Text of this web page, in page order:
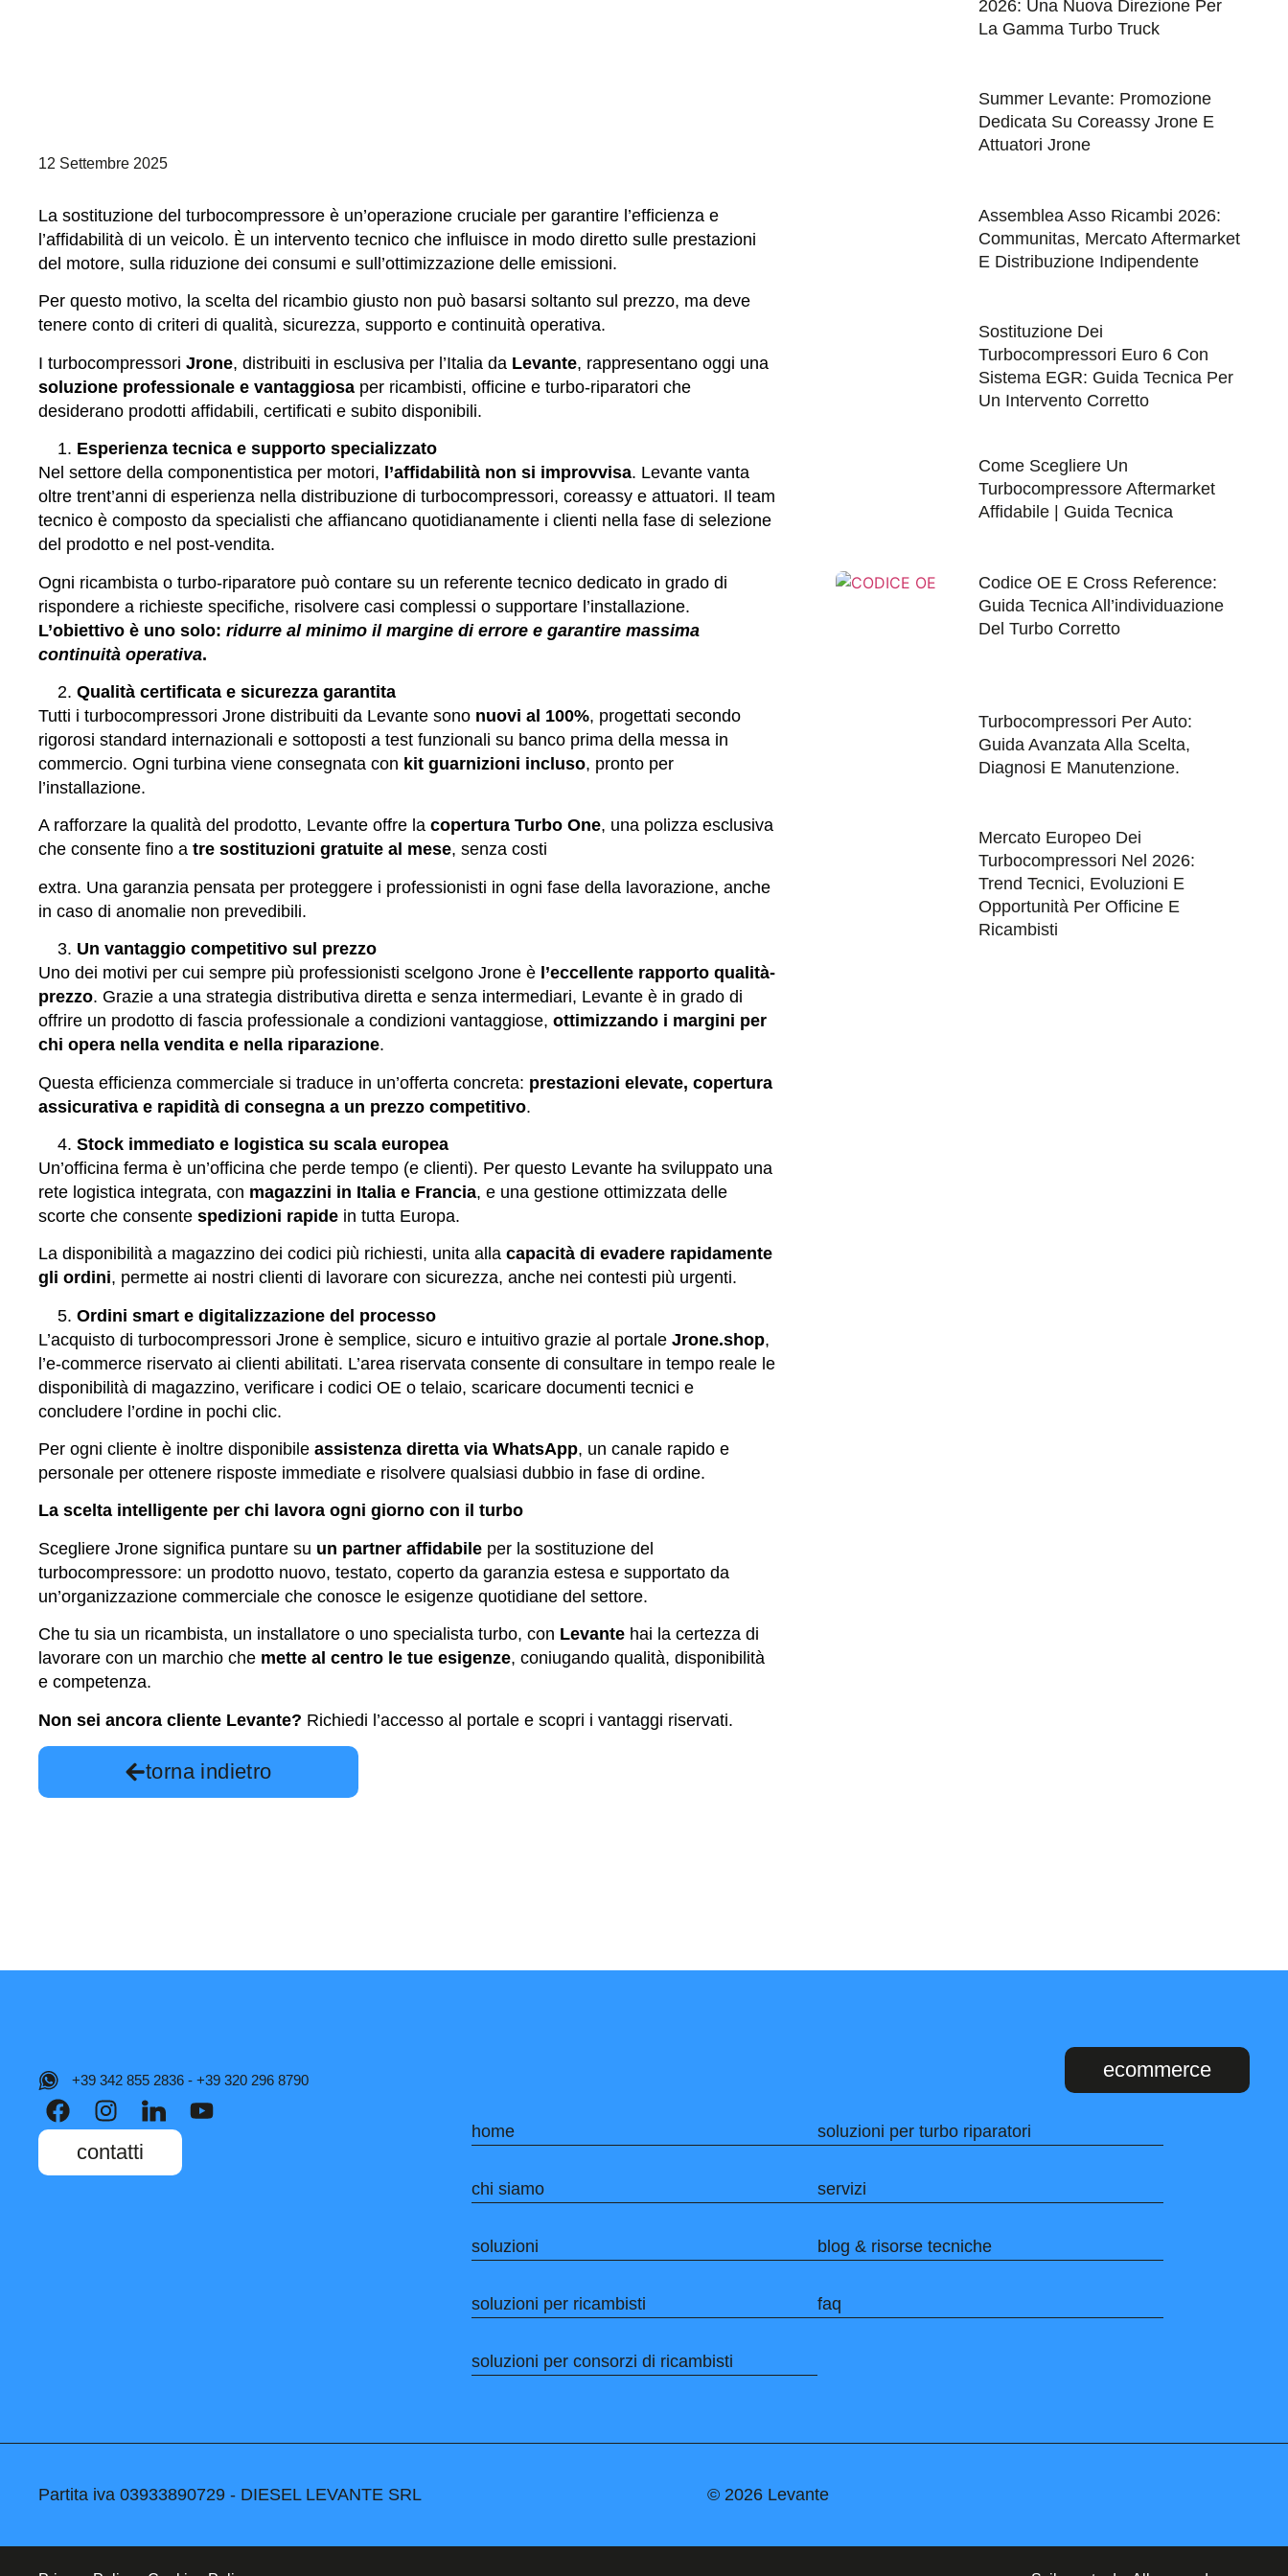
12 Settembre 2025
La sostituzione del turbocompressore è un’operazione cruciale per garantire l’efficienza e
l’affidabilità di un veicolo. È un intervento tecnico che influisce in modo diretto sulle prestazioni
del motore, sulla riduzione dei consumi e sull’ottimizzazione delle emissioni.
Per questo motivo, la scelta del ricambio giusto non può basarsi soltanto sul prezzo, ma deve
tenere conto di criteri di qualità, sicurezza, supporto e continuità operativa.
I turbocompressori Jrone, distribuiti in esclusiva per l’Italia da Levante, rappresentano oggi una
soluzione professionale e vantaggiosa per ricambisti, officine e turbo-riparatori che
desiderano prodotti affidabili, certificati e subito disponibili.
Esperienza tecnica e supporto specializzato
Nel settore della componentistica per motori, l’affidabilità non si improvvisa. Levante vanta
oltre trent’anni di esperienza nella distribuzione di turbocompressori, coreassy e attuatori. Il team
tecnico è composto da specialisti che affiancano quotidianamente i clienti nella fase di selezione
del prodotto e nel post-vendita.
Ogni ricambista o turbo-riparatore può contare su un referente tecnico dedicato in grado di
rispondere a richieste specifiche, risolvere casi complessi o supportare l’installazione.
L’obiettivo è uno solo: ridurre al minimo il margine di errore e garantire massima
continuità operativa.
Qualità certificata e sicurezza garantita
Tutti i turbocompressori Jrone distribuiti da Levante sono nuovi al 100%, progettati secondo
rigorosi standard internazionali e sottoposti a test funzionali su banco prima della messa in
commercio. Ogni turbina viene consegnata con kit guarnizioni incluso, pronto per
l’installazione.
A rafforzare la qualità del prodotto, Levante offre la copertura Turbo One, una polizza esclusiva
che consente fino a tre sostituzioni gratuite al mese, senza costi
extra. Una garanzia pensata per proteggere i professionisti in ogni fase della lavorazione, anche
in caso di anomalie non prevedibili.
Un vantaggio competitivo sul prezzo
Uno dei motivi per cui sempre più professionisti scelgono Jrone è l’eccellente rapporto qualità-
prezzo. Grazie a una strategia distributiva diretta e senza intermediari, Levante è in grado di
offrire un prodotto di fascia professionale a condizioni vantaggiose, ottimizzando i margini per
chi opera nella vendita e nella riparazione.
Questa efficienza commerciale si traduce in un’offerta concreta: prestazioni elevate, copertura
assicurativa e rapidità di consegna a un prezzo competitivo.
Stock immediato e logistica su scala europea
Un’officina ferma è un’officina che perde tempo (e clienti). Per questo Levante ha sviluppato una
rete logistica integrata, con magazzini in Italia e Francia, e una gestione ottimizzata delle
scorte che consente spedizioni rapide in tutta Europa.
La disponibilità a magazzino dei codici più richiesti, unita alla capacità di evadere rapidamente
gli ordini, permette ai nostri clienti di lavorare con sicurezza, anche nei contesti più urgenti.
Ordini smart e digitalizzazione del processo
L’acquisto di turbocompressori Jrone è semplice, sicuro e intuitivo grazie al portale Jrone.shop,
l’e-commerce riservato ai clienti abilitati. L’area riservata consente di consultare in tempo reale le
disponibilità di magazzino, verificare i codici OE o telaio, scaricare documenti tecnici e
concludere l’ordine in pochi clic.
Per ogni cliente è inoltre disponibile assistenza diretta via WhatsApp, un canale rapido e
personale per ottenere risposte immediate e risolvere qualsiasi dubbio in fase di ordine.
La scelta intelligente per chi lavora ogni giorno con il turbo
Scegliere Jrone significa puntare su un partner affidabile per la sostituzione del
turbocompressore: un prodotto nuovo, testato, coperto da garanzia estesa e supportato da
un’organizzazione commerciale che conosce le esigenze quotidiane del settore.
Che tu sia un ricambista, un installatore o uno specialista turbo, con Levante hai la certezza di
lavorare con un marchio che mette al centro le tue esigenze, coniugando qualità, disponibilità
e competenza.
Non sei ancora cliente Levante? Richiedi l’accesso al portale e scopri i vantaggi riservati.
torna indietro
2026: Una Nuova Direzione Per
La Gamma Turbo Truck
Summer Levante: Promozione
Dedicata Su Coreassy Jrone E
Attuatori Jrone
Assemblea Asso Ricambi 2026:
Communitas, Mercato Aftermarket
E Distribuzione Indipendente
Sostituzione Dei
Turbocompressori Euro 6 Con
Sistema EGR: Guida Tecnica Per
Un Intervento Corretto
Come Scegliere Un
Turbocompressore Aftermarket
Affidabile | Guida Tecnica
Codice OE E Cross Reference:
Guida Tecnica All’individuazione
Del Turbo Corretto
Turbocompressori Per Auto:
Guida Avanzata Alla Scelta,
Diagnosi E Manutenzione.
Mercato Europeo Dei
Turbocompressori Nel 2026:
Trend Tecnici, Evoluzioni E
Opportunità Per Officine E
Ricambisti
+39 342 855 2836 - +39 320 296 8790
contatti
ecommerce
home
chi siamo
soluzioni
soluzioni per ricambisti
soluzioni per consorzi di ricambisti
soluzioni per turbo riparatori
servizi
blog & risorse tecniche
faq
Partita iva 03933890729 - DIESEL LEVANTE SRL © 2026 Levante